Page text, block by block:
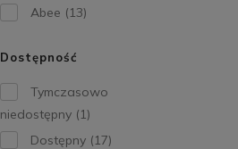
Abee (13)
Dostępność
Tymczasowo
niedostępny (1)
Dostępny (17)